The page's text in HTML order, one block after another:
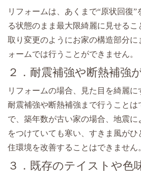
リフォームは、あくまで“原状回復
る状態のまま最大限綺麗に見せるこ
取り変更のようにお家の構造部分に
ォームでは行うことができません。
２．耐震補強や断熱補強
リフォームの場合、見た目を綺麗に
耐震補強や断熱補強まで行うことは
で、築年数が古い家の場合、地震
をつけていても寒い、すきま風が
住環境を改善することはできません
３．既存のテイストや色